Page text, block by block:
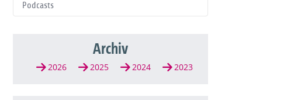
Podcasts
Archiv
2026 2025 2024 2023